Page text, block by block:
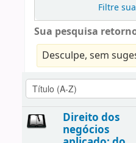
Filtre
Sua pesquisa
Desculpe, sem
Direito dos
negócios